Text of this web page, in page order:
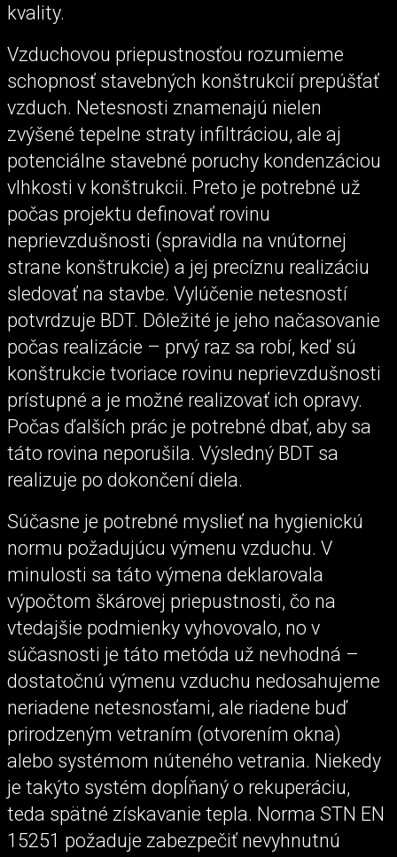
kvality.
Vzduchovou priepustnosťou rozumieme
schopnosť stavebných konštrukcií prepúšťať
vzduch. Netesnosti znamenajú nielen
zvýšené tepelne straty infiltráciou, ale aj
potenciálne stavebné poruchy kondenzáciou
vlhkosti v konštrukcii. Preto je potrebné už
počas projektu definovať rovinu
neprievzdušnosti (spravidla na vnútornej
strane konštrukcie) a jej precíznu realizáciu
sledovať na stavbe. Vylúčenie netesností
potvrdzuje BDT. Dôležité je jeho načasovanie
počas realizácie – prvý raz sa robí, keď sú
konštrukcie tvoriace rovinu neprievzdušnosti
prístupné a je možné realizovať ich opravy.
Počas ďalších prác je potrebné dbať, aby sa
táto rovina neporušila. Výsledný BDT sa
realizuje po dokončení diela.
Súčasne je potrebné myslieť na hygienickú
normu požadujúcu výmenu vzduchu. V
minulosti sa táto výmena deklarovala
výpočtom škárovej priepustnosti, čo na
vtedajšie podmienky vyhovovalo, no v
súčasnosti je táto metóda už nevhodná –
dostatočnú výmenu vzduchu nedosahujeme
neriadene netesnosťami, ale riadene buď
prirodzeným vetraním (otvorením okna)
alebo systémom núteného vetrania. Niekedy
je takýto systém dopĺňaný o rekuperáciu,
teda spätné získavanie tepla. Norma STN EN
15251 požaduje zabezpečiť nevyhnutnú